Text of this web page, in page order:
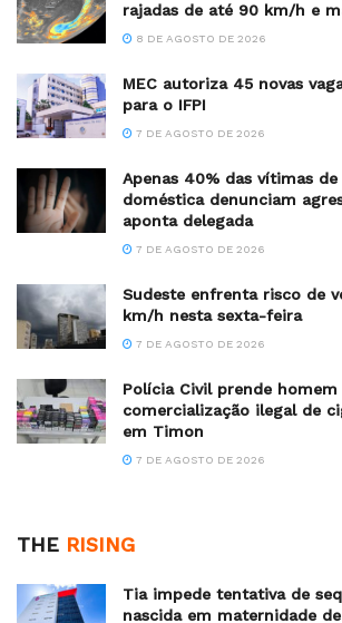
rajadas de até 90 km/h e
8 DE AGOSTO DE 2026
MEC autoriza 45 novas
para o IFPI
7 DE AGOSTO DE 2026
Apenas 40% das vítimas
doméstica denunciam
aponta delegada
7 DE AGOSTO DE 2026
Sudeste enfrenta risco de
km/h nesta sexta-feira
7 DE AGOSTO DE 2026
Polícia Civil prende
comercialização ilegal de
em Timon
7 DE AGOSTO DE 2026
THE RISING
Tia impede tentativa de
nascida em maternidade